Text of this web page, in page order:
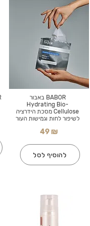
BABOR באבור
Hydrating Bio-
Cellulose מסכת הידרציה
לשיפור לחות וגמישות העור
49 ₪
להוסיף לסל